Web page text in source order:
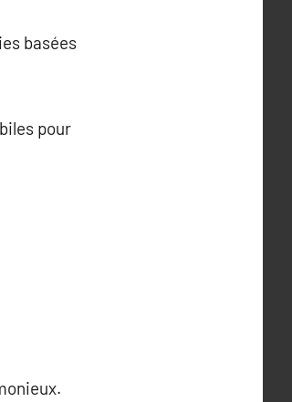
basées
pour